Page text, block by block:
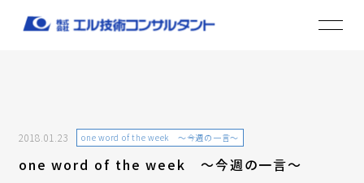
2018.01.23 one word of the week ～今週の一言～
one word of the week ～今週の一言～